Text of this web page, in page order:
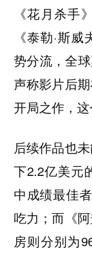
《花月杀手
《泰勒·斯
势分流，全
声称影片后
开局之作，这
后续作品也
下2.2亿美元
中成绩最佳
吃力；而《
房则分别为